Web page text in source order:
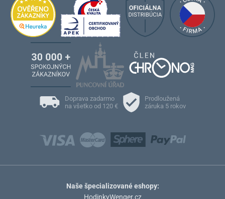
Doprava zadarmo
na všetko od 120 €
Prodloužená
záruka 5 rokov
Naše špecializované eshopy:
HodinkyWenger.cz